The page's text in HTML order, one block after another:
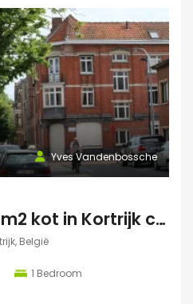
Yves Vandenbossche
Ruime duplex 40 m2 kot in Kortrijk centraal gelegen.
België
1 Bedroom